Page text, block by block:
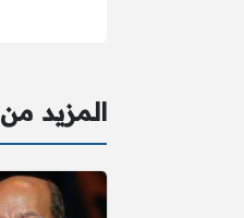
المزيد من